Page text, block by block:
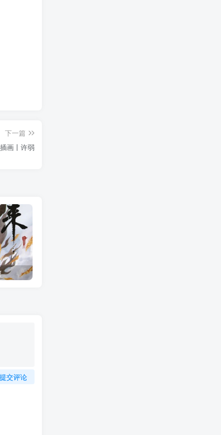
下一篇
画丨许弱
提交评论